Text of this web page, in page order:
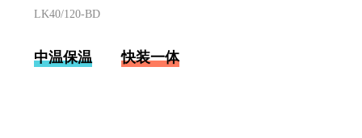
LK40/120-BD
中温保温 快装一体